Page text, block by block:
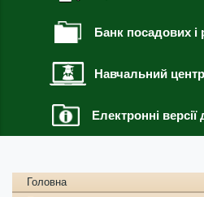
Банк посадових і
Навчальний
Електронні
Головна